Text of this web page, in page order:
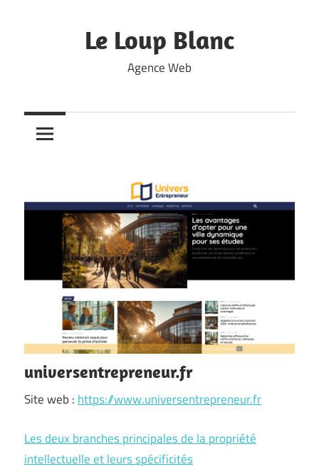
Le Loup Blanc
Agence Web
universentrepreneur.fr
Site web : https://www.universentrepreneur.fr
Les deux branches principales de la propriété
intellectuelle et leurs spécificités